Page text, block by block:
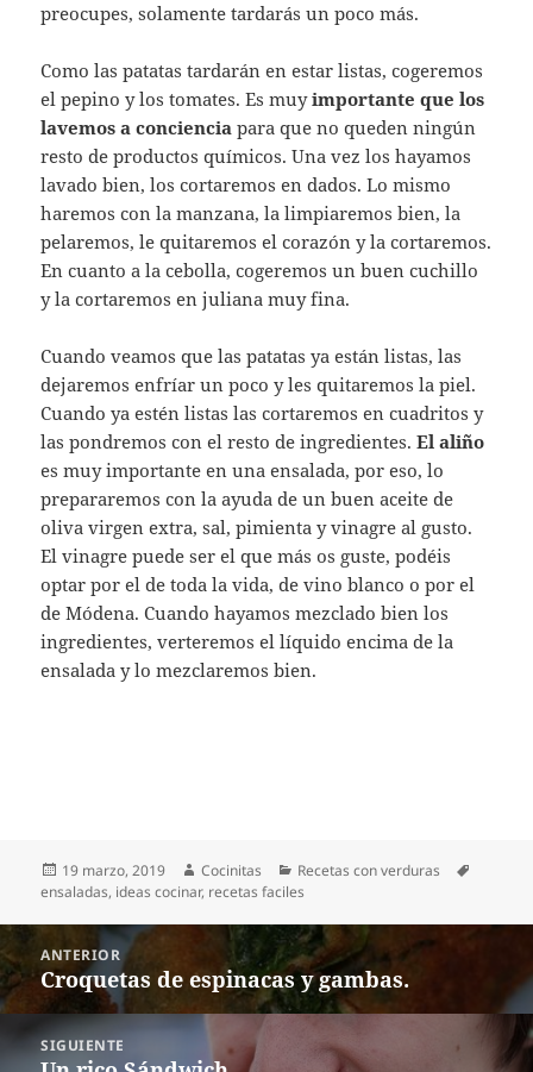
preocupes, solamente tardarás un poco más.
Como las patatas tardarán en estar listas, cogeremos
el pepino y los tomates. Es muyimportante que los
lavemos a conciencia para que no queden ningún
resto de productos químicos. Una vez los hayamos
lavado bien, los cortaremos en dados. Lo mismo
haremos con la manzana, la limpiaremos bien, la
pelaremos, le quitaremos el corazón y la cortaremos.
En cuanto a la cebolla, cogeremos un buen cuchillo
y la cortaremos en juliana muy fina.
Cuando veamos que las patatas ya están listas, las
dejaremos enfríar un poco y les quitaremos la piel.
Cuando ya estén listas las cortaremos en cuadritos y
las pondremos con el resto de ingredientes. El aliño
es muy importante en una ensalada, por eso, lo
prepararemos con la ayuda de un buen aceite de
oliva virgen extra, sal, pimienta y vinagre al gusto.
El vinagre puede ser el que más os guste, podéis
optar por el de toda la vida, de vino blanco o por el
de Módena. Cuando hayamos mezclado bien los
ingredientes, verteremos el líquido encima de la
ensalada y lo mezclaremos bien.
Publicado
el
19 marzo, 2019 Autor
Cocinitas Categorías
Recetas con verduras
ensaladas, ideas cocinar, recetas faciles
Navegación
de
entradas
ANTERIOR
Entrada
anterior:
Croquetas de espinacas y gambas.
SIGUIENTE